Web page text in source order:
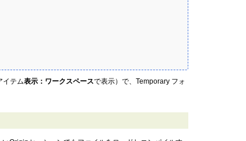
イテム表示：ワークスペースで表示）で、Temporary フォ